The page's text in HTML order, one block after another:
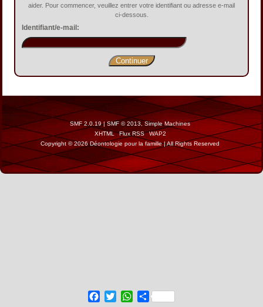
aider. Pour commencer, veuillez entrer votre identifiant ou adresse e-mail
ci-dessous.
Identifiant/e-mail:
SMF 2.0.19|SMF © 2013, Simple Machines
XHTML
Flux RSS
WAP2
Copyright © 2026 Déontologie pour la famille | All Rights Reserved
Facebook
Twitter WhatsApp
Share